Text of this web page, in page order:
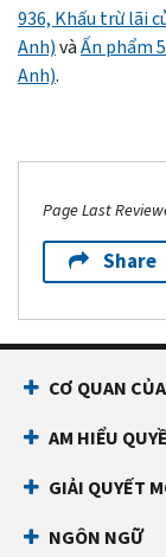
936, Khấu trừ lãi
Anh)vàẤn phẩm
Anh).
Page Last
Share
CƠ QUAN
AM HIỂU
GIẢI QUYẾT
NGÔN NGỮ